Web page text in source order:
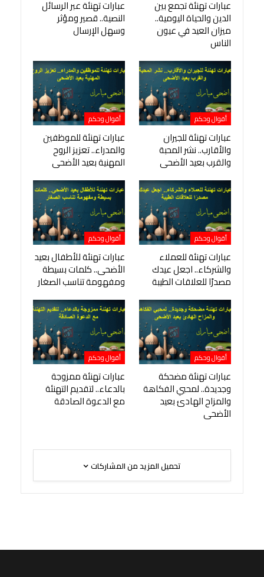
عبارات تهنئة تجمع بين
الدين والحياة اليومية..
ميزان العيد في عيون
الناس
عبارات تهنئة عبر الرسائل
النصية.. قصير ومؤثر
وسهل الإرسال
أقوال وحكم
عبارات تهنئة للجيران
والأقارب.. نشر المحبة
والقرب بعيد الأضحى
أقوال وحكم
عبارات تهنئة للموظفين
والمدراء.. تعزيز الروح
المهنية بعيد الأضحى
أقوال وحكم
عبارات تهنئة للعملاء
والشركاء.. اجعل عيدك
مصدرًا للعلاقات الطيبة
أقوال وحكم
عبارات تهنئة للأطفال بعيد
الأضحى.. كلمات بسيطة
ومفهومة تناسب الصغار
أقوال وحكم
عبارات تهنئة مضحكة
وجديدة.. لمحبي الفكاهة
والمزاح الهادئ بعيد
الأضحى
أقوال وحكم
عبارات تهنئة ممزوجة
بالدعاء.. لتقديم التهنئة
مع الدعوة الصادقة
تحميل المزيد من المشاركات